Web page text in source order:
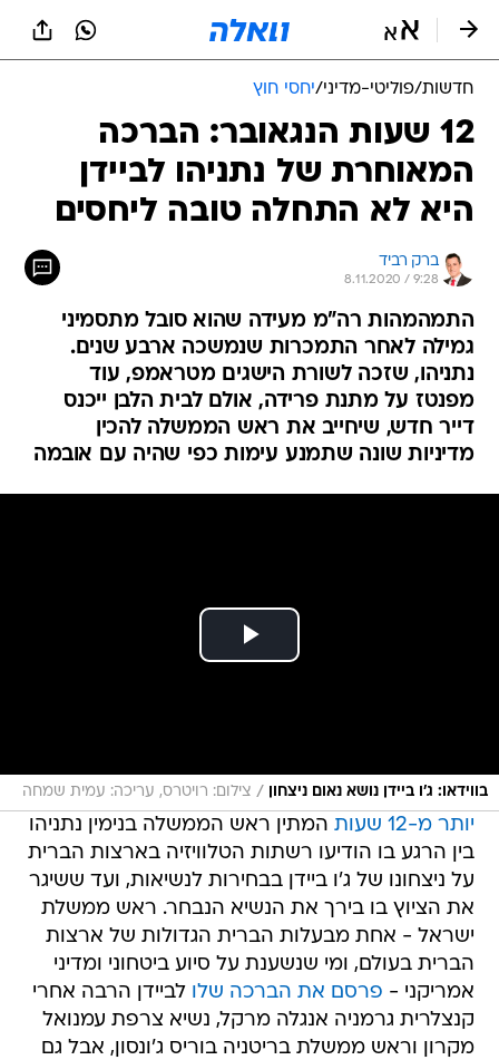
חדשות/פוליטי-מדיני/יחסי חוץ
12 שעות הנגאובר: הברכה
המאוחרת של נתניהו לביידן
היא לא התחלה טובה ליחסים
ברק רביד
8.11.2020 / 9:28
התמהמהות רה"מ מעידה שהוא סובל מתסמיני
גמילה לאחר התמכרות שנמשכה ארבע שנים.
נתניהו, שזכה לשורת הישגים מטראמפ, עוד
מפנטז על מתנת פרידה, אולם לבית הלבן ייכנס
דייר חדש, שיחייב את ראש הממשלה להכין
מדיניות שונה שתמנע עימות כפי שהיה עם אובמה
בווידאו: ג'ו ביידן נושא נאום ניצחון / צילום: רויטרס, עריכה: עמית שמחה
יותר מ-12 שעות
המתין ראש הממשלה בנימין נתניהו
בין הרגע בו הודיעו רשתות הטלוויזיה בארצות הברית
על ניצחונו של ג'ו ביידן בבחירות לנשיאות, ועד ששיגר
את הציוץ בו בירך את הנשיא הנבחר. ראש ממשלת
ישראל - אחת מבעלות הברית הגדולות של ארצות
הברית בעולם, ומי שנשענת על סיוע ביטחוני ומדיני
אמריקני - פרסם את הברכה שלו לביידן הרבה אחרי
קנצלרית גרמניה אנגלה מרקל, נשיא צרפת עמנואל
מקרון וראש ממשלת בריטניה בוריס ג'ונסון, אבל גם